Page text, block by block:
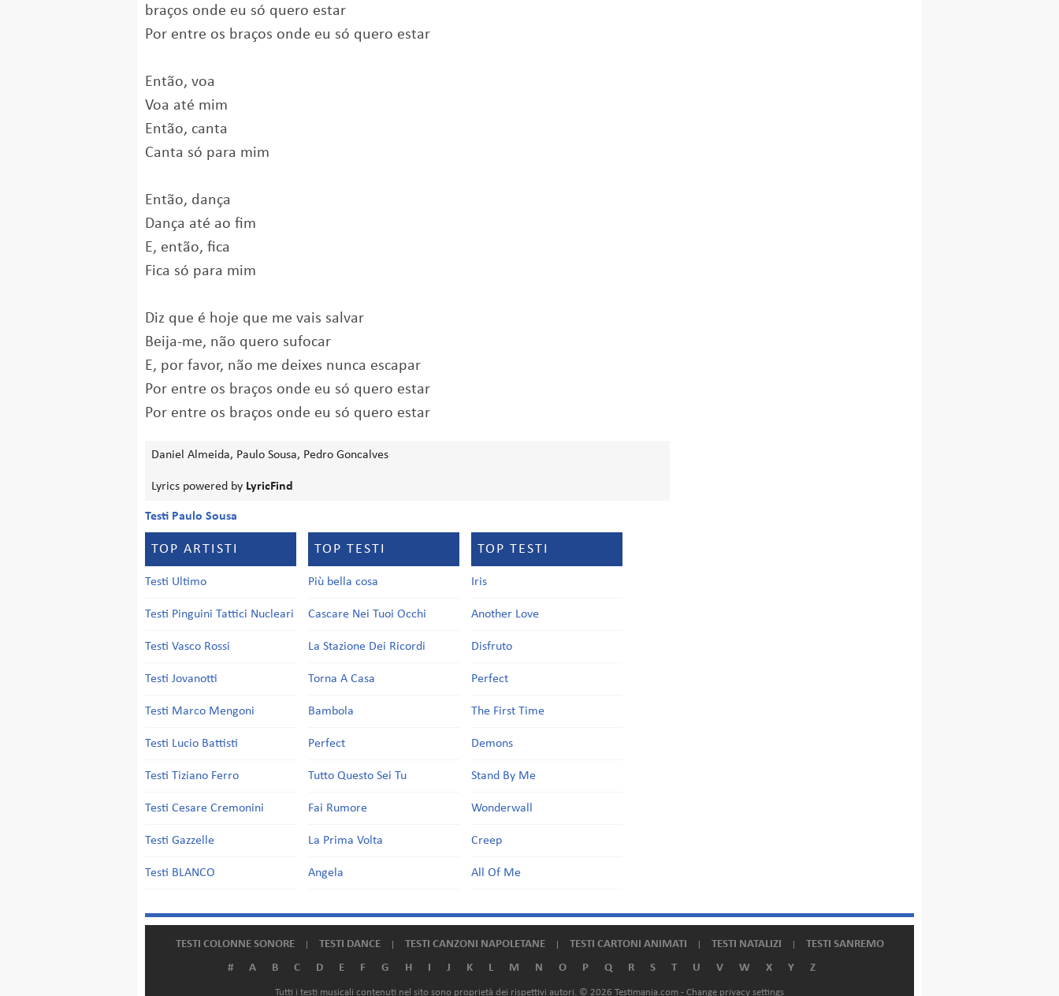
braços onde eu só quero estar
Por entre os braços onde eu só quero estar
Então, voa
Voa até mim
Então, canta
Canta só para mim
Então, dança
Dança até ao fim
E, então, fica
Fica só para mim
Diz que é hoje que me vais salvar
Beija-me, não quero sufocar
E, por favor, não me deixes nunca escapar
Por entre os braços onde eu só quero estar
Por entre os braços onde eu só quero estar
Daniel Almeida, Paulo Sousa, Pedro Goncalves
Lyrics powered by LyricFind
Testi Paulo Sousa
TOP ARTISTI
Testi Ultimo
Testi Pinguini Tattici Nucleari
Testi Vasco Rossi
Testi Jovanotti
Testi Marco Mengoni
Testi Lucio Battisti
Testi Tiziano Ferro
Testi Cesare Cremonini
Testi Gazzelle
Testi BLANCO
TOP TESTI
Più bella cosa
Cascare Nei Tuoi Occhi
La Stazione Dei Ricordi
Torna A Casa
Bambola
Perfect
Tutto Questo Sei Tu
Fai Rumore
La Prima Volta
Angela
TOP TESTI
Iris
Another Love
Disfruto
Perfect
The First Time
Demons
Stand By Me
Wonderwall
Creep
All Of Me
TESTI COLONNE SONORE TESTI DANCE TESTI CANZONI NAPOLETANE TESTI CARTONI ANIMATI TESTI NATALIZI
TESTI SANREMO
#
A B C D E F G H I J K L M N O P Q R S T U V W X Y Z
Tutti i testi musicali contenuti nel sito sono proprietà dei rispettivi autori. © 2026 Testimania.com - Change privacy settings